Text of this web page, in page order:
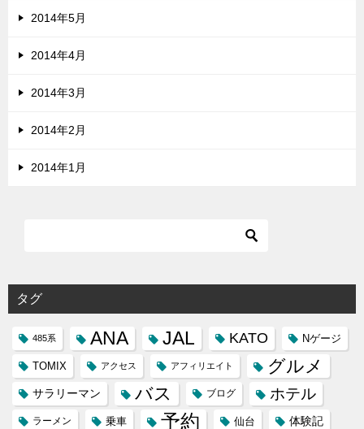
2014年5月
2014年4月
2014年3月
2014年2月
2014年1月
タグ
485系 ANA JAL KATO Nゲージ
TOMIX アクセス アフィリエイト グルメ
サラリーマン バス ブログ ホテル
ラーメン 乗車 予約 仙台 体験記